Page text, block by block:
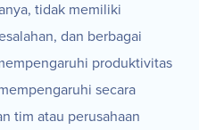
tidak memiliki
dan berbagai
produktivitas
secara
tim atau perusahaan